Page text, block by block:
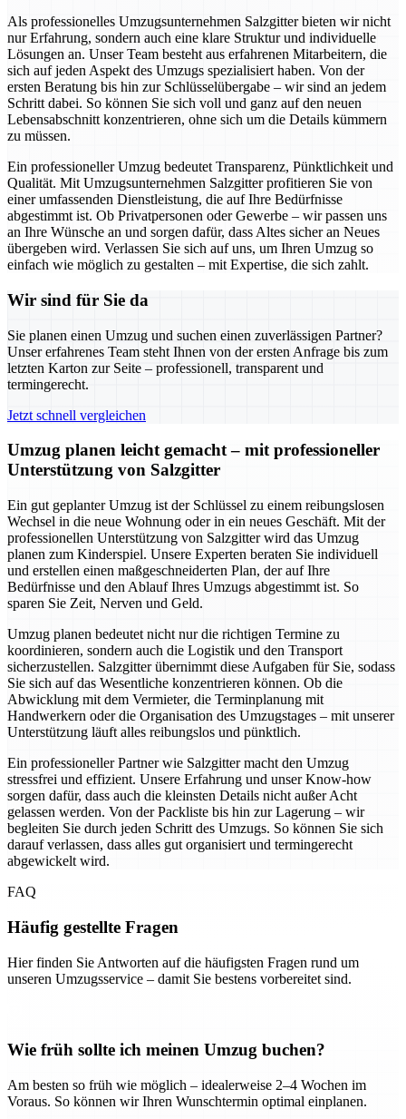
Als professionelles Umzugsunternehmen Salzgitter bieten wir nicht
nur Erfahrung, sondern auch eine klare Struktur und individuelle
Lösungen an. Unser Team besteht aus erfahrenen Mitarbeitern, die
sich auf jeden Aspekt des Umzugs spezialisiert haben. Von der
ersten Beratung bis hin zur Schlüsselübergabe – wir sind an jedem
Schritt dabei. So können Sie sich voll und ganz auf den neuen
Lebensabschnitt konzentrieren, ohne sich um die Details kümmern
zu müssen.
Ein professioneller Umzug bedeutet Transparenz, Pünktlichkeit und
Qualität. Mit Umzugsunternehmen Salzgitter profitieren Sie von
einer umfassenden Dienstleistung, die auf Ihre Bedürfnisse
abgestimmt ist. Ob Privatpersonen oder Gewerbe – wir passen uns
an Ihre Wünsche an und sorgen dafür, dass Altes sicher an Neues
übergeben wird. Verlassen Sie sich auf uns, um Ihren Umzug so
einfach wie möglich zu gestalten – mit Expertise, die sich zahlt.
Wir sind für Sie da
Sie planen einen Umzug und suchen einen zuverlässigen Partner?
Unser erfahrenes Team steht Ihnen von der ersten Anfrage bis zum
letzten Karton zur Seite – professionell, transparent und
termingerecht.
Jetzt schnell vergleichen
Umzug planen leicht gemacht – mit professioneller
Unterstützung von Salzgitter
Ein gut geplanter Umzug ist der Schlüssel zu einem reibungslosen
Wechsel in die neue Wohnung oder in ein neues Geschäft. Mit der
professionellen Unterstützung von Salzgitter wird das Umzug
planen zum Kinderspiel. Unsere Experten beraten Sie individuell
und erstellen einen maßgeschneiderten Plan, der auf Ihre
Bedürfnisse und den Ablauf Ihres Umzugs abgestimmt ist. So
sparen Sie Zeit, Nerven und Geld.
Umzug planen bedeutet nicht nur die richtigen Termine zu
koordinieren, sondern auch die Logistik und den Transport
sicherzustellen. Salzgitter übernimmt diese Aufgaben für Sie, sodass
Sie sich auf das Wesentliche konzentrieren können. Ob die
Abwicklung mit dem Vermieter, die Terminplanung mit
Handwerkern oder die Organisation des Umzugstages – mit unserer
Unterstützung läuft alles reibungslos und pünktlich.
Ein professioneller Partner wie Salzgitter macht den Umzug
stressfrei und effizient. Unsere Erfahrung und unser Know-how
sorgen dafür, dass auch die kleinsten Details nicht außer Acht
gelassen werden. Von der Packliste bis hin zur Lagerung – wir
begleiten Sie durch jeden Schritt des Umzugs. So können Sie sich
darauf verlassen, dass alles gut organisiert und termingerecht
abgewickelt wird.
FAQ
Häufig gestellte Fragen
Hier finden Sie Antworten auf die häufigsten Fragen rund um
unseren Umzugsservice – damit Sie bestens vorbereitet sind.
Wie früh sollte ich meinen Umzug buchen?
Am besten so früh wie möglich – idealerweise 2–4 Wochen im
Voraus. So können wir Ihren Wunschtermin optimal einplanen.